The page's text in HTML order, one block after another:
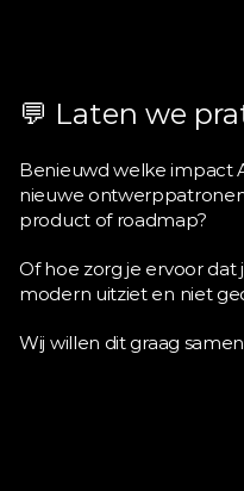
💬 Laten we
Benieuwd welke impact
nieuwe
product of roadmap?
Of hoe zorg je ervoor
modern uitziet en niet
Wij willen dit graag